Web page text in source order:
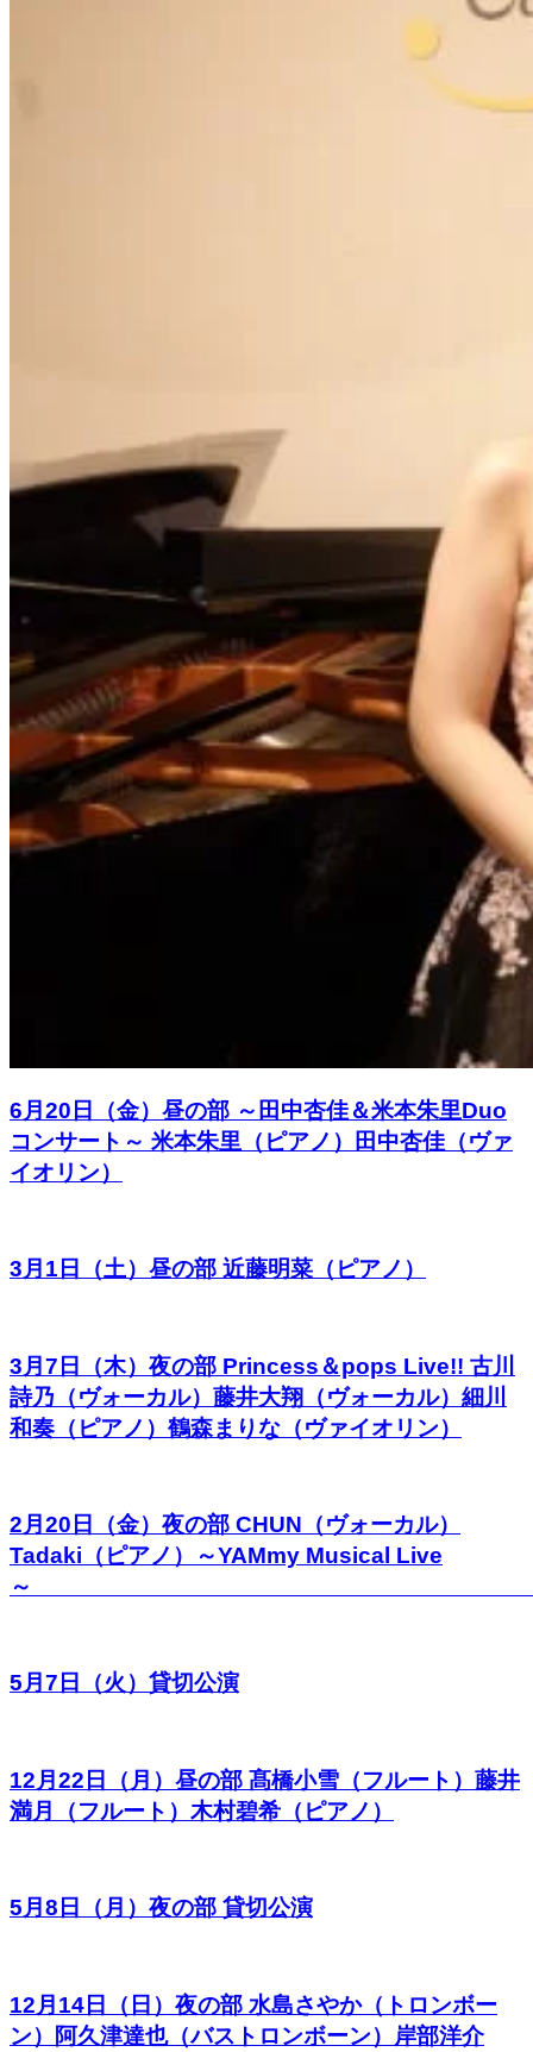
6月20日（金）昼の部 ～田中杏佳＆米本朱里Duo
コンサート～ 米本朱里（ピアノ）田中杏佳（ヴァ
イオリン）
3月1日（土）昼の部 近藤明菜（ピアノ）
3月7日（木）夜の部 Princess＆pops Live!! 古川
詩乃（ヴォーカル）藤井大翔（ヴォーカル）細川
和奏（ピアノ）鶴森まりな（ヴァイオリン）
2月20日（金）夜の部 CHUN（ヴォーカル）
Tadaki（ピアノ）～YAMmy Musical Live
5月7日（火）貸切公演
12月22日（月）昼の部 髙橋小雪（フルート）藤井
満月（フルート）木村碧希（ピアノ）
5月8日（月）夜の部 貸切公演
12月14日（日）夜の部 水島さやか（トロンボー
ン）阿久津達也（バストロンボーン）岸部洋介